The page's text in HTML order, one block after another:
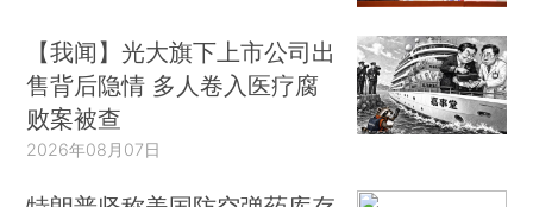
【我闻】光大旗下上市公司出
售背后隐情 多人卷入医疗腐
败案被查
2026年08月07日